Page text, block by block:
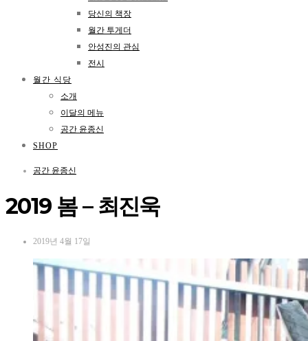
당신의 책장
월간 투게더
안성진의 관심
전시
월간 식당
소개
이달의 메뉴
공간 윤종신
SHOP
공간 윤종신
2019 봄 – 최진욱
2019년 4월 17일